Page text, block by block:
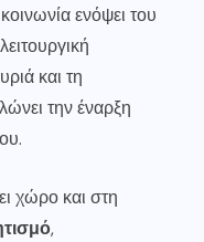
ενόψει του
και τη
την έναρξη
χώρο και στη
,